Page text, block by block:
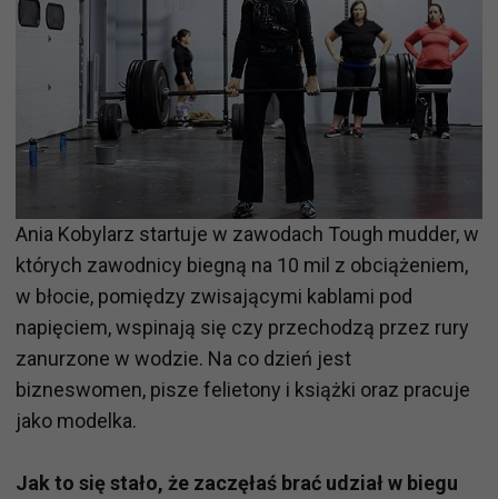
Ania Kobylarz startuje w zawodach Tough mudder, w
których zawodnicy biegną na 10 mil z obciążeniem,
w błocie, pomiędzy zwisającymi kablami pod
napięciem, wspinają się czy przechodzą przez rury
zanurzone w wodzie. Na co dzień jest
bizneswomen, pisze felietony i książki oraz pracuje
jako modelka.
Jak to się stało, że zaczęłaś brać udział w biegu